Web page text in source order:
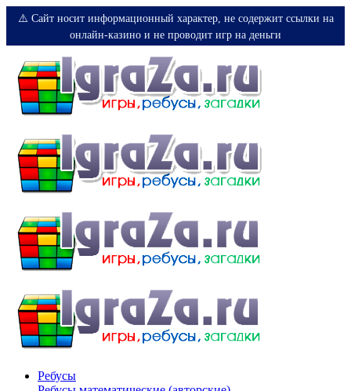
⚠️ Сайт носит информационный характер, не содержит ссылки на
онлайн-казино и не проводит игр на деньги
Ребусы